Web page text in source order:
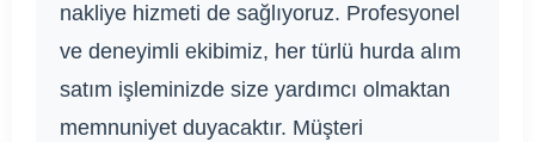
nakliye hizmeti de sağlıyoruz. Profesyonel
ve deneyimli ekibimiz, her türlü hurda alım
satım işleminizde size yardımcı olmaktan
memnuniyet duyacaktır. Müşteri